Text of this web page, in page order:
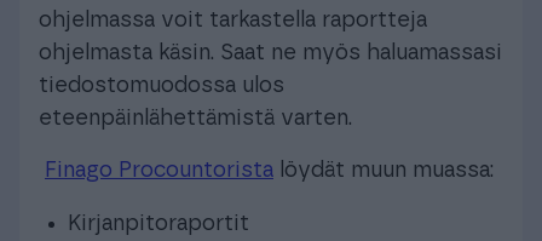
ohjelmassa voit tarkastella raportteja
ohjelmasta käsin. Saat ne myös haluamassasi
tiedostomuodossa ulos
eteenpäinlähettämistä varten.
Finago Procountorista löydät muun muassa:
Kirjanpitoraportit